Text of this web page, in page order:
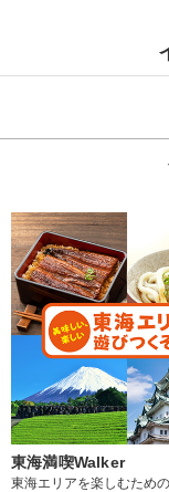
東海満喫Walker
東海エリアを楽しむため